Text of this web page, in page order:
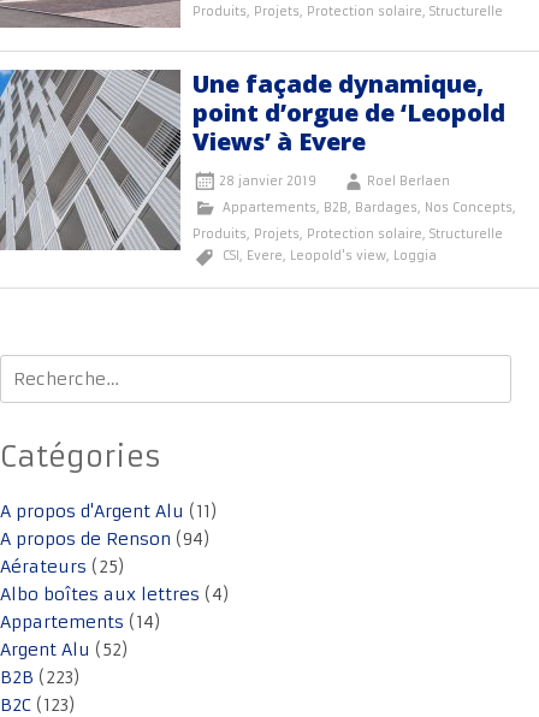
Produits, Projets, Protection solaire, Structurelle
Une façade dynamique,
point d’orgue de ‘Leopold
Views’ à Evere
28 janvier 2019
Roel Berlaen
Appartements, B2B, Bardages, Nos Concepts,
Produits, Projets, Protection solaire, Structurelle
CSI, Evere, Leopold's view, Loggia
Rechercher :
Catégories
A propos d'Argent Alu (11)
A propos de Renson (94)
Aérateurs (25)
Albo boîtes aux lettres (4)
Appartements (14)
Argent Alu (52)
B2B (223)
B2C (123)